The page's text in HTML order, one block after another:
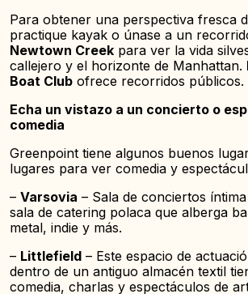
Para obtener una perspectiva fresca
practique kayak o únase a un
Newtown Creek para ver la vida
callejero y el horizonte de Manhattan.
Boat Club ofrece recorridos públicos.
Echa un vistazo a un concierto o
comedia
Greenpoint tiene algunos buenos
lugares para ver comedia y
– Varsovia – Sala de conciertos
sala de catering polaca que alberga
metal, indie y más.
– Littlefield – Este espacio de
dentro de un antiguo almacén textil
comedia, charlas y espectáculos de